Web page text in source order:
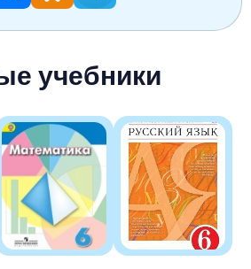
учебники